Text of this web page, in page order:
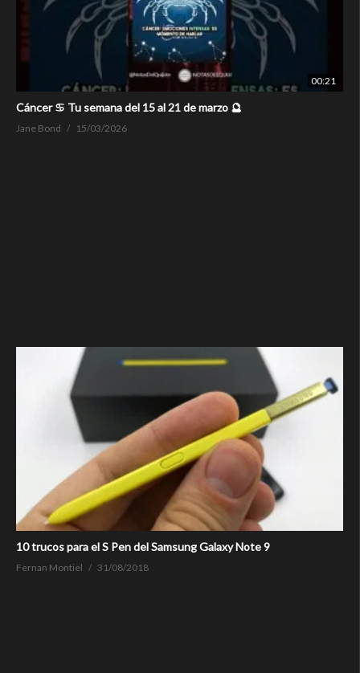
00:21
Cáncer ♋ Tu semana del 15 al 21 de marzo 🔮
Jane Bond 15/03/2026
10 trucos para el S Pen del Samsung Galaxy Note 9
Fernan Montiel 31/08/2018